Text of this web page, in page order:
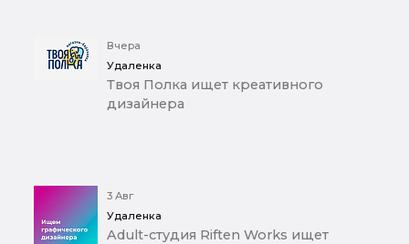
Вчера
Удаленка
Твоя Полка ищет креативного
дизайнера
3 Авг
Удаленка
Adult-студия Riften Works ищет